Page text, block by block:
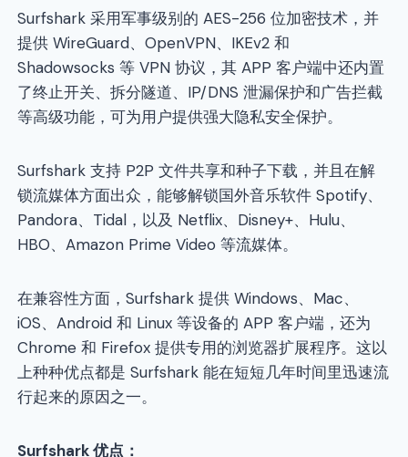
Surfshark 采用军事级别的 AES-256 位加密技术，并
提供 WireGuard、OpenVPN、IKEv2 和
Shadowsocks 等 VPN 协议，其 APP 客户端中还内置
了终止开关、拆分隧道、IP/DNS 泄漏保护和广告拦截
等高级功能，可为用户提供强大隐私安全保护。
Surfshark 支持 P2P 文件共享和种子下载，并且在解
锁流媒体方面出众，能够解锁国外音乐软件 Spotify、
Pandora、Tidal，以及 Netflix、Disney+、Hulu、
HBO、Amazon Prime Video 等流媒体。
在兼容性方面，Surfshark 提供 Windows、Mac、
iOS、Android 和 Linux 等设备的 APP 客户端，还为
Chrome 和 Firefox 提供专用的浏览器扩展程序。这以
上种种优点都是 Surfshark 能在短短几年时间里迅速流
行起来的原因之一。
Surfshark 优点：